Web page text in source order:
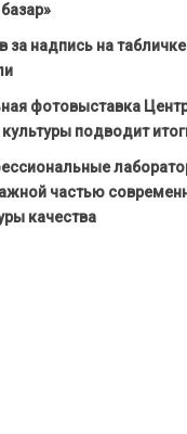
за надпись на
фотовыставка
подводит
частью
качества